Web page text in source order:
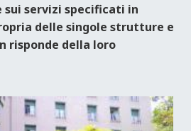
servizi specificati in
delle singole strutture e
risponde della loro